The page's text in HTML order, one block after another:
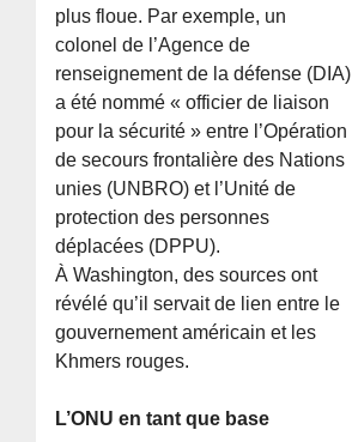
plus floue. Par exemple, un
colonel de l’Agence de
renseignement de la défense (DIA)
a été nommé « officier de liaison
pour la sécurité » entre l’Opération
de secours frontalière des Nations
unies (UNBRO) et l’Unité de
protection des personnes
déplacées (DPPU).
À Washington, des sources ont
révélé qu’il servait de lien entre le
gouvernement américain et les
Khmers rouges.
L’ONU en tant que base